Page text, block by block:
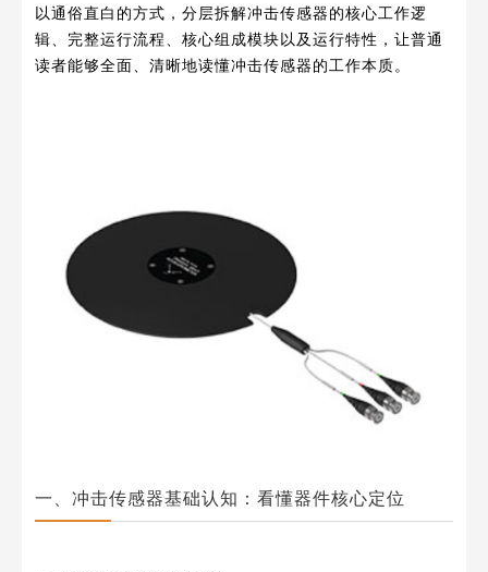
以通俗直白的方式，分层拆解冲击传感器的核心工作逻
辑、完整运行流程、核心组成模块以及运行特性，让普通
读者能够全面、清晰地读懂冲击传感器的工作本质。
一、冲击传感器基础认知：看懂器件核心定位